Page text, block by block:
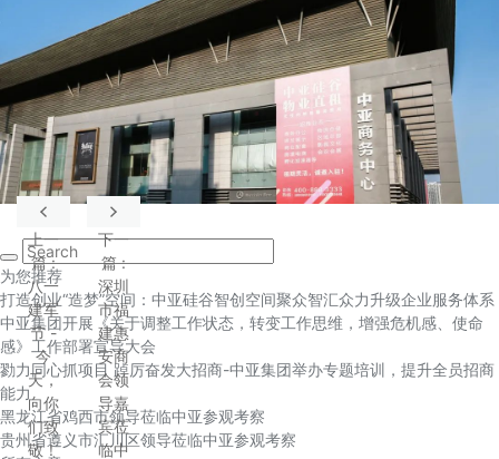
上一
篇:
八一
建军
节 -
今
天，
向你
们致
敬！
下一
篇:
深圳
市福
建惠
安商
会领
导嘉
宾莅
临中
为您推荐
打造创业“造梦”空间：中亚硅谷智创空间聚众智汇众力升级企业服务体系
中亚集团开展《关于调整工作状态，转变工作思维，增强危机感、使命
感》工作部署宣导大会
勠力同心抓项目 踔厉奋发大招商-中亚集团举办专题培训，提升全员招商
能力
黑龙江省鸡西市领导莅临中亚参观考察
贵州省遵义市汇川区领导莅临中亚参观考察